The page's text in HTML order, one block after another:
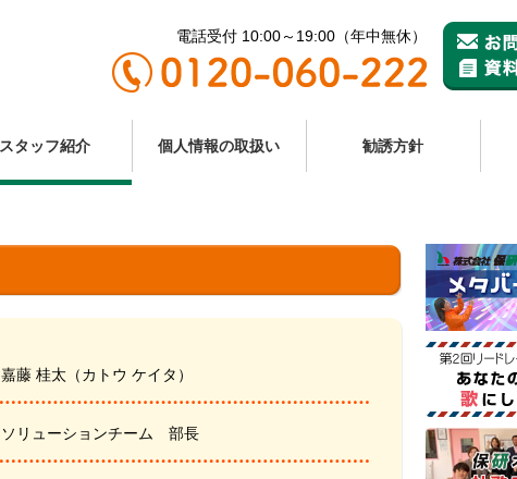
電話受付 10:00～19:00（年中無休）
スタッフ紹介 個人情報の取扱い 勧誘方針
嘉藤 桂太（カトウ ケイタ）
ソリューションチーム 部長